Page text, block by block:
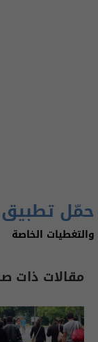
حمّل
والتغطيات الخاصة
مقالات ذات